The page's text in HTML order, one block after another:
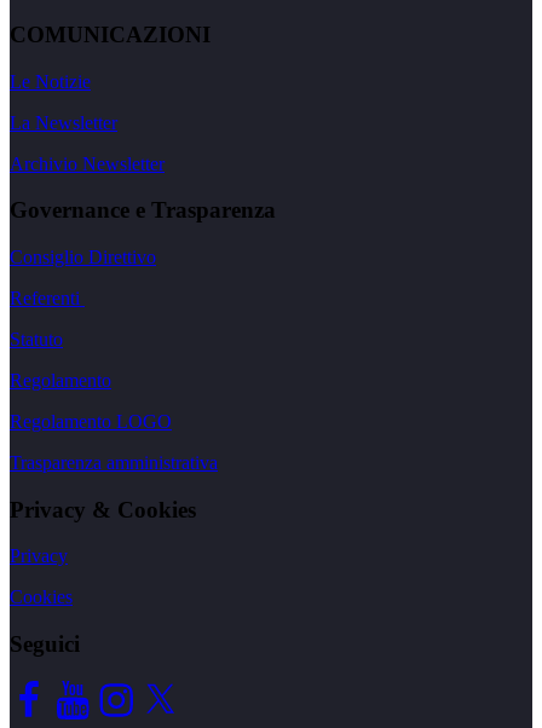
COMUNICAZIONI
Le Notizie
La Newsletter
Archivio Newsletter
Governance e Trasparenza
Consiglio Direttivo
Referenti
Statuto
Regolamento
Regolamento LOGO
Trasparenza amministrativa
Privacy & Cookies
Privacy
Cookies
Seguici
FacebookYouTubeInstagram
X